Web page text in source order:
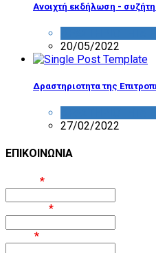
Ανοιχτή εκδήλωση -
20/05/2022
Δραστηριοτητα της
27/02/2022
ΕΠΙΚΟΙΝΩΝΙΑ
*
*
*